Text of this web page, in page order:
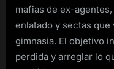
mafias de ex-
enlatado y sectas que
gimnasia. El objetivo
perdida y arreglar lo